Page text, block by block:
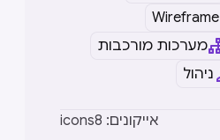
Wireframe
מערכות מורכבות
ניהול
icons8 :אייקונים